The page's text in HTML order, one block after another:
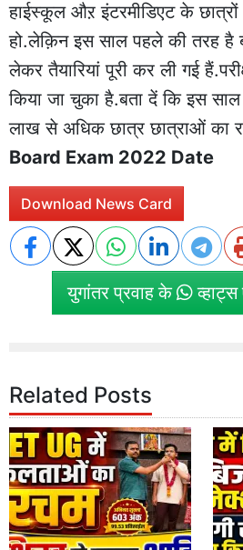
हाईस्कूल औऱ इंटरमीडिएट के छात्रों
हो.लेक़िन इस साल पहले की तरह है
लेकर तैयारियां पूरी कर ली गई
किया जा चुका है.बता दें कि इस साल
लाख से अधिक छात्र छात्राओं का
Board Exam 2022 Date
Download News Card
युगांतर प्रवाह के
Related Posts